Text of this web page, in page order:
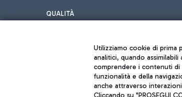
QUALITÀ
Utilizziamo cookie di
analitici, quando
comprendere i contenuti di
funzionalità e della
anche attraverso
Cliccando su "PROSEGUI